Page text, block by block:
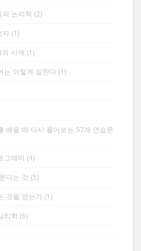
의 논리학 (2)
자 (1)
사색 (1)
는 이렇게 일한다 (1)
배울 때 다시 풀어보는 57개 연습문
그래머 (4)
다는 것 (5)
것을 얻는가 (1)
리학 (6)